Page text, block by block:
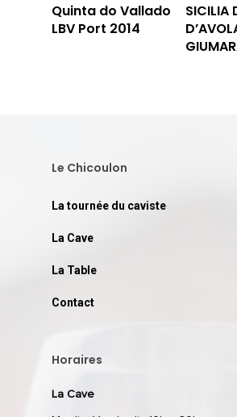
Quinta do Vallado
LBV Port 2014
SICILIA
Le Chicoulon
La tournée du caviste
La Cave
La Table
Contact
Horaires
La Cave